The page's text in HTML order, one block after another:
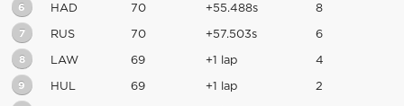
6 HAD 70 +55.488s 8
7 RUS 70 +57.503s 6
8 LAW 69 +1 lap 4
9 HUL 69 +1 lap 2